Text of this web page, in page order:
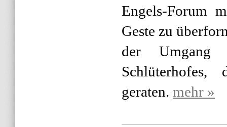
Engels-Forum
Geste zu
der
geraten. mehr »